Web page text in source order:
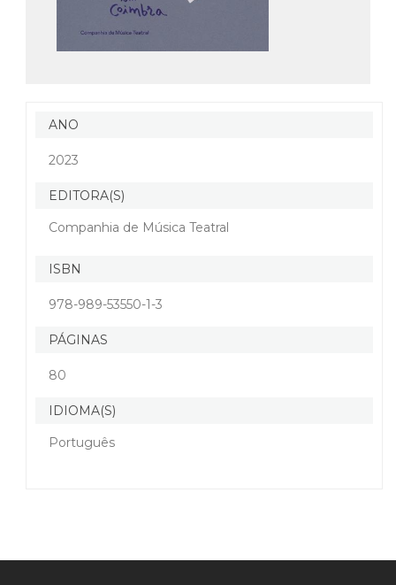
ANO
2023
EDITORA(S)
Companhia de Música Teatral
ISBN
978-989-53550-1-3
PÁGINAS
80
IDIOMA(S)
Português